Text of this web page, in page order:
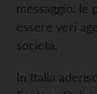
messaggio: le
essere veri
società.
In Italia